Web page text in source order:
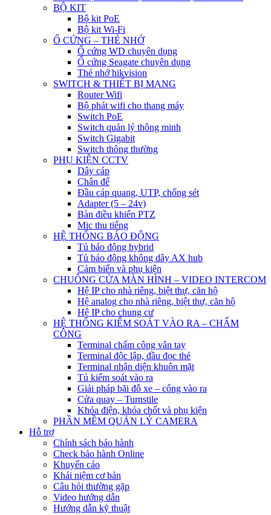
BỘ KIT
Bộ kit PoE
Bộ kit Wi-Fi
Ổ CỨNG – THẺ NHỚ
Ổ cứng WD chuyên dụng
Ổ cứng Seagate chuyên dụng
Thẻ nhớ hikvision
SWITCH & THIẾT BỊ MẠNG
Router Wifi
Bộ phát wifi cho thang máy
Switch PoE
Switch quản lý thông minh
Switch Gigabit
Switch thông thường
PHỤ KIỆN CCTV
Dây cáp
Chân đế
Đầu cáp quang, UTP, chống sét
Adapter (5 – 24v)
Bàn điều khiển PTZ
Mic thu tiếng
HỆ THỐNG BÁO ĐỘNG
Tủ báo động hybrid
Tủ báo động không dây AX hub
Cảm biến và phụ kiện
CHUÔNG CỬA MÀN HÌNH – VIDEO INTERCOM
Hệ IP cho nhà riêng, biệt thự, căn hộ
Hệ analog cho nhà riêng, biệt thự, căn hộ
Hệ IP cho chung cư
HỆ THỐNG KIỂM SOÁT VÀO RA – CHẤM
CÔNG
Terminal chấm công vân tay
Terminal độc lập, đầu đọc thẻ
Terminal nhận diện khuôn mặt
Tủ kiểm soát vào ra
Giải pháp bãi đỗ xe – cổng vào ra
Cửa quay – Turnstile
Khóa điện, khóa chốt và phụ kiện
PHẦN MỀM QUẢN LÝ CAMERA
Hỗ trợ
Chính sách bảo hành
Check bảo hành Online
Khuyến cáo
Khái niệm cơ bản
Câu hỏi thường gặp
Video hướng dẫn
Hướng dẫn kỹ thuật